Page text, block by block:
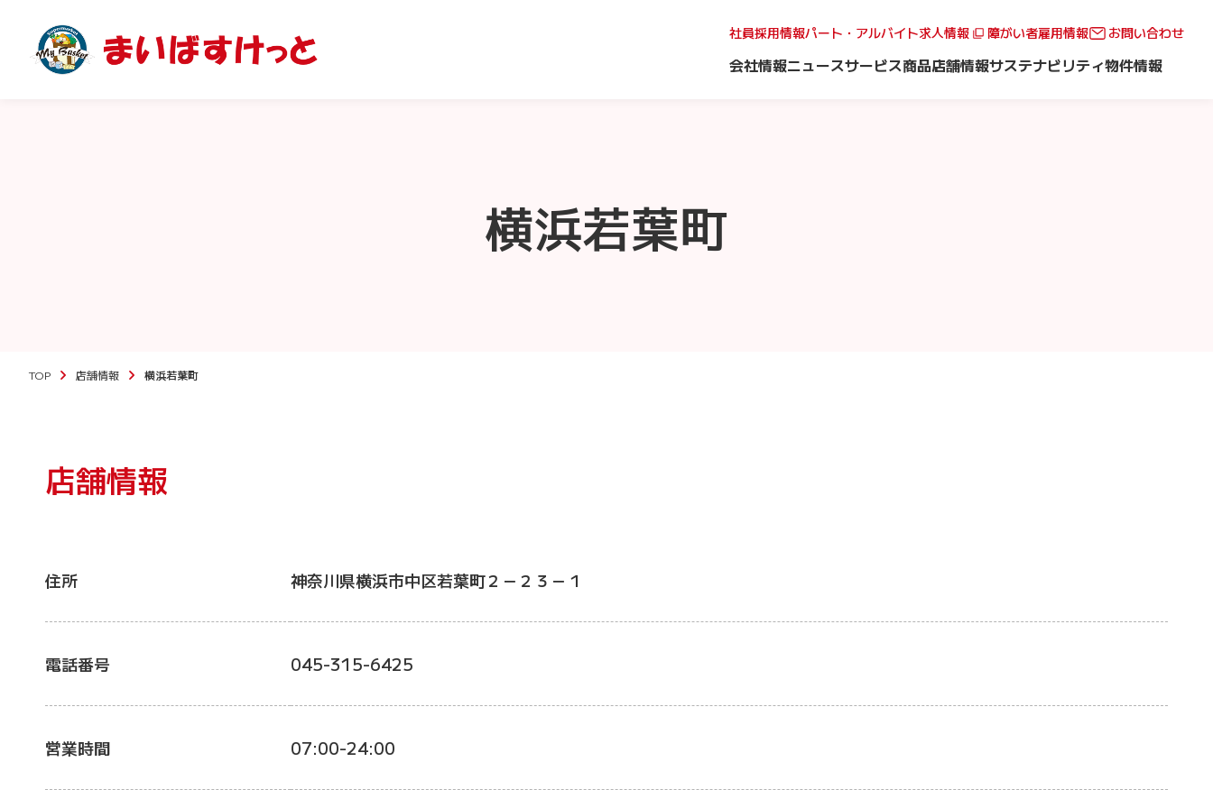
社員採用情報パート・アルバイト求人情報 障がい者雇用情報 お問い合わせ
会社情報ニュースサービス商品店舗情報サステナビリティ物件情報
横浜若葉町
TOP 店舗情報 横浜若葉町
店舗情報
住所 神奈川県横浜市中区若葉町２－２３－１
電話番号 045-315-6425
営業時間 07:00-24:00